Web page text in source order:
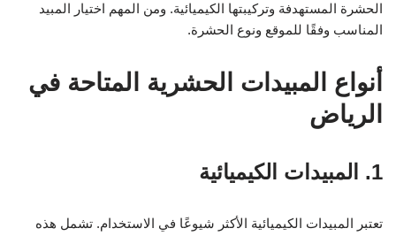
الحشرة المستهدفة وتركيبتها الكيميائية. ومن المهم اختيار المبيد
المناسب وفقًا للموقع ونوع الحشرة.
أنواع المبيدات الحشرية المتاحة في
الرياض
1. المبيدات الكيميائية
تعتبر المبيدات الكيميائية الأكثر شيوعًا في الاستخدام. تشمل هذه